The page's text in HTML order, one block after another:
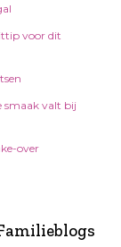
voor dit
smaak valt bij
over